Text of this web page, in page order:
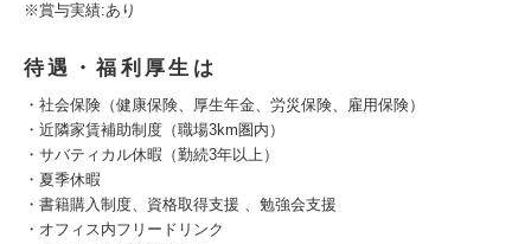
※賞与実績:あり
待遇・福利厚生は
・社会保険（健康保険、厚生年金、労災保険、雇用保険）
・近隣家賃補助制度（職場3km圏内）
・サバティカル休暇（勤続3年以上）
・夏季休暇
・書籍購入制度、資格取得支援 、勉強会支援
・オフィス内フリードリンク